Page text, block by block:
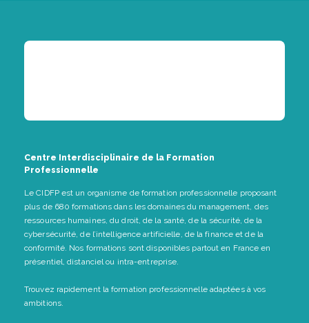
Centre Interdisciplinaire de la Formation
Professionnelle
Le CIDFP est un organisme de formation professionnelle proposant
plus de 680 formations dans les domaines du management, des
ressources humaines, du droit, de la santé, de la sécurité, de la
cybersécurité, de l’intelligence artificielle, de la finance et de la
conformité. Nos formations sont disponibles partout en France en
présentiel, distanciel ou intra-entreprise.
Trouvez rapidement la formation professionnelle adaptées à vos
ambitions.